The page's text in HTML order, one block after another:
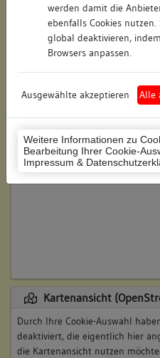
werden damit die
ebenfalls Cookies
global deaktivieren,
Browsers anpassen.
Ausgewählte akzeptieren Alle
Weitere Informationen zu
Bearbeitung Ihrer Cookie-
Impressum &
Wohnplatzschlüssel:
Historische Gebäudenummer:
Lage des Wohnplatzes:
Kartenansicht
Durch Ihre Cookie-Auswahl
deaktiviert, die eigentlich hier
die Kartenansicht nutzen